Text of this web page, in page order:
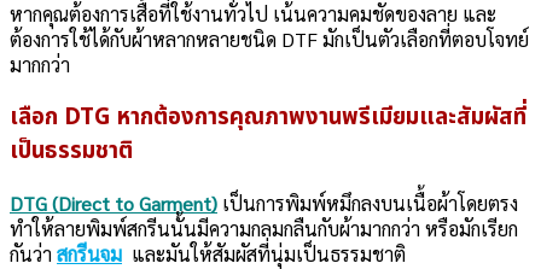
หากคุณต้องการเสื้อที่ใช้งานทั่วไป เน้นความคมชัดของลาย และ
ต้องการใช้ได้กับผ้าหลากหลายชนิด DTF มักเป็นตัวเลือกที่ตอบโจทย์
มากกว่า
เลือก DTG หากต้องการคุณภาพงานพรีเมียมและสัมผัสที่
เป็นธรรมชาติ
DTG (Direct to Garment) เป็นการพิมพ์หมึกลงบนเนื้อผ้าโดยตรง
ทำให้ลายพิมพ์สกรีนนั้นมีความกลมกลืนกับผ้ามากกว่า หรือมักเรียก
กันว่า สกรีนจม และมันให้สัมผัสที่นุ่มเป็นธรรมชาติ